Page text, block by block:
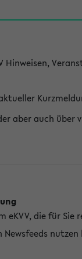
Hinweisen,
aber auch
eKVV, die für Sie
nutzen